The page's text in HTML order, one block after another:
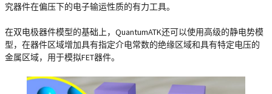
究器件在偏压下的电子输运性质的有力工具。
在双电极器件模型的基础上，QuantumATK还可以使用高级的静电势模
型，在器件区域增加具有指定介电常数的绝缘区域和具有特定电压的
金属区域，用于模拟FET器件。